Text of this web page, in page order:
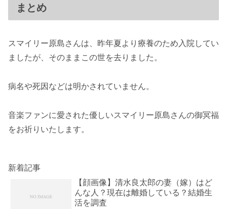
まとめ
スマイリー原島さんは、昨年夏より療養のため入院してい
ましたが、そのままこの世を去りました。
病名や死因などは明かされていません。
音楽ファンに愛された優しいスマイリー原島さんの御冥福
をお祈りいたします。
新着記事
【顔画像】清水良太郎の妻（嫁）はど
んな人？現在は離婚している？結婚生
活を調査